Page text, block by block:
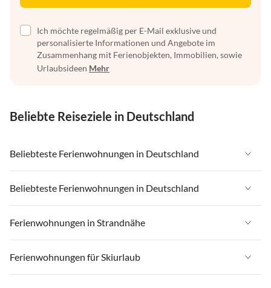
Ich möchte regelmäßig per E-Mail exklusive und
personalisierte Informationen und Angebote im
Zusammenhang mit Ferienobjekten, Immobilien, sowie
Urlaubsideen Mehr
Beliebte Reiseziele in Deutschland
Beliebteste Ferienwohnungen in Deutschland
Ferienwohnungen in Deutschland
Ferienwohnungen in Ostsee
Ferienwohnungen in Nordsee
Ferienwohnungen in Mecklenburg-Vorpommern
Beliebteste Ferienwohnungen in Deutschland
Ferienwohnungen in Deutschland
Ferienwohnungen in Ostsee
Ferienwohnungen in Nordsee
Ferienwohnungen in Strandnähe
Ferienwohnungen in Strandnähe in Deutschland
Ferienwohnungen in Strandnähe in Ostsee
Ferienwohnungen für Skiurlaub